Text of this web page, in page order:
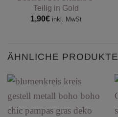
Teilig in Gold
1,90€ inkl. MwSt
ÄHNLICHE PRODUKTE